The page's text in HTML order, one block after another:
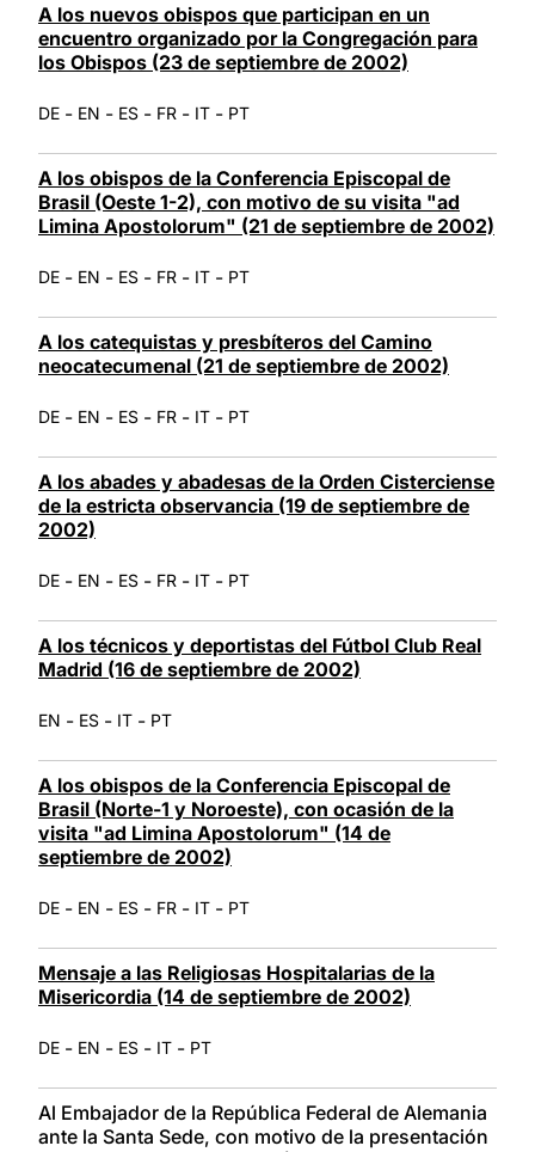
A los nuevos obispos que participan en un
encuentro organizado por la Congregación para
los Obispos (23 de septiembre de 2002)
DE - EN - ES - FR - IT - PT
A los obispos de la Conferencia Episcopal de
Brasil (Oeste 1-2), con motivo de su visita "ad
Limina Apostolorum" (21 de septiembre de 2002)
DE - EN - ES - FR - IT - PT
A los catequistas y presbíteros del Camino
neocatecumenal (21 de septiembre de 2002)
DE - EN - ES - FR - IT - PT
A los abades y abadesas de la Orden Cisterciense
de la estricta observancia (19 de septiembre de
2002)
DE - EN - ES - FR - IT - PT
A los técnicos y deportistas del Fútbol Club Real
Madrid (16 de septiembre de 2002)
EN - ES - IT - PT
A los obispos de la Conferencia Episcopal de
Brasil (Norte-1 y Noroeste), con ocasión de la
visita "ad Limina Apostolorum" (14 de
septiembre de 2002)
DE - EN - ES - FR - IT - PT
Mensaje a las Religiosas Hospitalarias de la
Misericordia (14 de septiembre de 2002)
DE - EN - ES - IT - PT
Al Embajador de la República Federal de Alemania
ante la Santa Sede, con motivo de la presentación